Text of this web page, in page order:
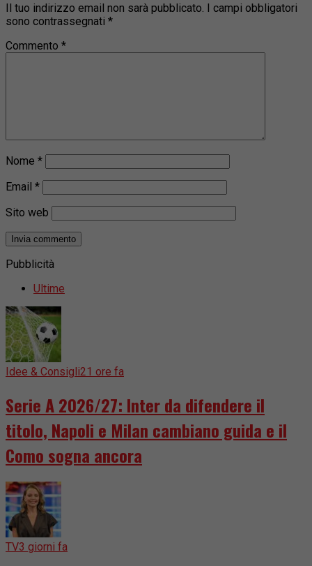
Il tuo indirizzo email non sarà pubblicato.
I campi obbligatori
sono contrassegnati *
Commento *
Nome *
Email *
Sito web
Pubblicità
Ultime
Idee & Consigli21 ore fa
Serie A 2026/27: Inter da difendere il
titolo, Napoli e Milan cambiano guida e il
Como sogna ancora
TV3 giorni fa